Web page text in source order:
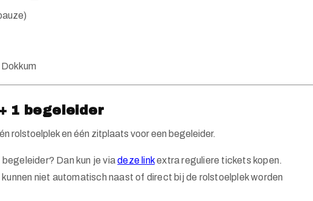
1 begeleider
rolstoelplek en één zitplaats voor een begeleider.
Dan kun je viadeze linkextra reguliere tickets kopen.
niet automatisch naast of direct bij de rolstoelplek worden